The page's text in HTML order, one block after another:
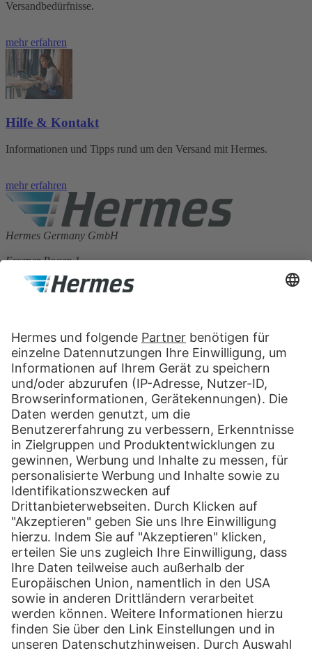
Versandbedürfnisse.
mehr erfahren
Hilfe & Kontakt
Informationen und Tipps rund um den Versand mit Hermes.
mehr erfahren
Hermes Germany GmbH
Essener Bogen 1
22419 Hamburg
Germany
Nachricht schreibenmehr erfahren
Folgen Sie uns:
Xing
LinkedIn
YouTube
Blog
Drucken
Tools & Services
Sendungsverfolgung
PaketShop finden
myHermes Business-Portal
Hermes PORT
Über uns
Hermes Gruppe
Jobs & Karriere
Newsroom